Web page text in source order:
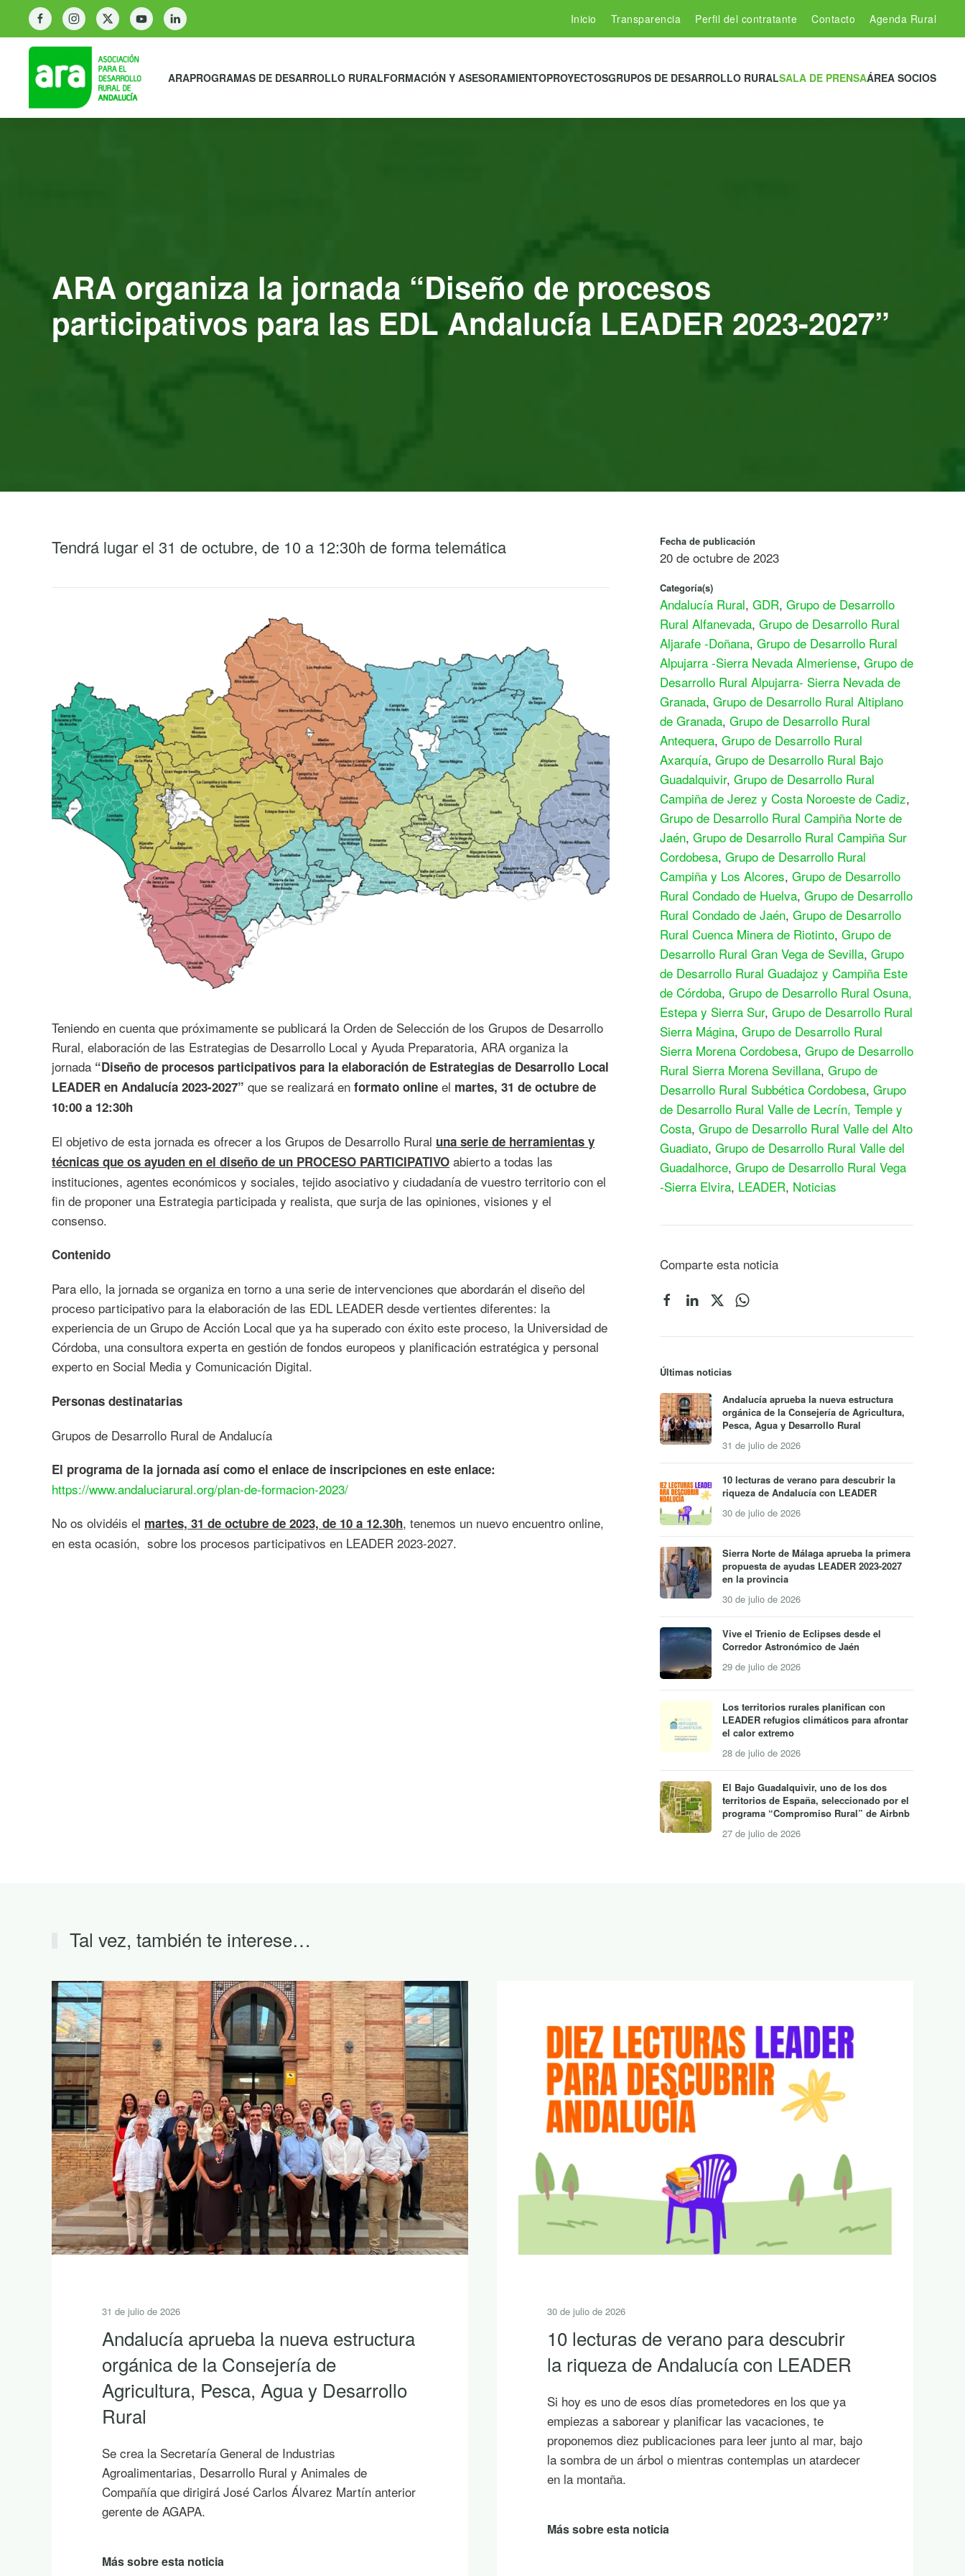
Inicio Transparencia Perfil del contratante Contacto Agenda Rural
ARAPROGRAMAS DE DESARROLLO RURALFORMACIÓN Y ASESORAMIENTOPROYECTOSGRUPOS DE DESARROLLO RURALSALA DE PRENSAÁREA SOCIOS
ARA organiza la jornada “Diseño de procesos
participativos para las EDL Andalucía LEADER 2023-2027”
Tendrá lugar el 31 de octubre, de 10 a 12:30h de forma telemática
Teniendo en cuenta que próximamente se publicará la Orden de Selección de los Grupos de Desarrollo
Rural, elaboración de las Estrategias de Desarrollo Local y Ayuda Preparatoria, ARA organiza la
jornada “Diseño de procesos participativos para la elaboración de Estrategias de Desarrollo Local
LEADER en Andalucía 2023-2027” que se realizará en formato online el martes, 31 de octubre de
10:00 a 12:30h
El objetivo de esta jornada es ofrecer a los Grupos de Desarrollo Rural una serie de herramientas y
técnicas que os ayuden en el diseño de un PROCESO PARTICIPATIVO abierto a todas las
instituciones, agentes económicos y sociales, tejido asociativo y ciudadanía de vuestro territorio con el
fin de proponer una Estrategia participada y realista, que surja de las opiniones, visiones y el
consenso.
Contenido
Para ello, la jornada se organiza en torno a una serie de intervenciones que abordarán el diseño del
proceso participativo para la elaboración de las EDL LEADER desde vertientes diferentes: la
experiencia de un Grupo de Acción Local que ya ha superado con éxito este proceso, la Universidad de
Córdoba, una consultora experta en gestión de fondos europeos y planificación estratégica y personal
experto en Social Media y Comunicación Digital.
Personas destinatarias
Grupos de Desarrollo Rural de Andalucía
El programa de la jornada así como el enlace de inscripciones en este enlace:
https://www.andaluciarural.org/plan-de-formacion-2023/
No os olvidéis el martes, 31 de octubre de 2023, de 10 a 12.30h, tenemos un nuevo encuentro online,
en esta ocasión, sobre los procesos participativos en LEADER 2023-2027.
Fecha de publicación
20 de octubre de 2023
Categoría(s)
Andalucía Rural, GDR, Grupo de Desarrollo
Rural Alfanevada, Grupo de Desarrollo Rural
Aljarafe -Doñana, Grupo de Desarrollo Rural
Alpujarra -Sierra Nevada Almeriense, Grupo de
Desarrollo Rural Alpujarra- Sierra Nevada de
Granada, Grupo de Desarrollo Rural Altiplano
de Granada, Grupo de Desarrollo Rural
Antequera, Grupo de Desarrollo Rural
Axarquía, Grupo de Desarrollo Rural Bajo
Guadalquivir, Grupo de Desarrollo Rural
Campiña de Jerez y Costa Noroeste de Cadiz,
Grupo de Desarrollo Rural Campiña Norte de
Jaén, Grupo de Desarrollo Rural Campiña Sur
Cordobesa, Grupo de Desarrollo Rural
Campiña y Los Alcores, Grupo de Desarrollo
Rural Condado de Huelva, Grupo de Desarrollo
Rural Condado de Jaén, Grupo de Desarrollo
Rural Cuenca Minera de Riotinto, Grupo de
Desarrollo Rural Gran Vega de Sevilla, Grupo
de Desarrollo Rural Guadajoz y Campiña Este
de Córdoba, Grupo de Desarrollo Rural Osuna,
Estepa y Sierra Sur, Grupo de Desarrollo Rural
Sierra Mágina, Grupo de Desarrollo Rural
Sierra Morena Cordobesa, Grupo de Desarrollo
Rural Sierra Morena Sevillana, Grupo de
Desarrollo Rural Subbética Cordobesa, Grupo
de Desarrollo Rural Valle de Lecrín, Temple y
Costa, Grupo de Desarrollo Rural Valle del Alto
Guadiato, Grupo de Desarrollo Rural Valle del
Guadalhorce, Grupo de Desarrollo Rural Vega
-Sierra Elvira, LEADER, Noticias
Comparte esta noticia
Últimas noticias
Andalucía aprueba la nueva estructura
orgánica de la Consejería de Agricultura,
Pesca, Agua y Desarrollo Rural
31 de julio de 2026
10 lecturas de verano para descubrir la
riqueza de Andalucía con LEADER
30 de julio de 2026
Sierra Norte de Málaga aprueba la primera
propuesta de ayudas LEADER 2023-2027
en la provincia
30 de julio de 2026
Vive el Trienio de Eclipses desde el
Corredor Astronómico de Jaén
29 de julio de 2026
Los territorios rurales planifican con
LEADER refugios climáticos para afrontar
el calor extremo
28 de julio de 2026
El Bajo Guadalquivir, uno de los dos
territorios de España, seleccionado por el
programa “Compromiso Rural” de Airbnb
27 de julio de 2026
Tal vez, también te interese…
31 de julio de 2026
Andalucía aprueba la nueva estructura
orgánica de la Consejería de
Agricultura, Pesca, Agua y Desarrollo
Rural
Se crea la Secretaría General de Industrias
Agroalimentarias, Desarrollo Rural y Animales de
Compañía que dirigirá José Carlos Álvarez Martín anterior
gerente de AGAPA.
Más sobre esta noticia
30 de julio de 2026
10 lecturas de verano para descubrir
la riqueza de Andalucía con LEADER
Si hoy es uno de esos días prometedores en los que ya
empiezas a saborear y planificar las vacaciones, te
proponemos diez publicaciones para leer junto al mar, bajo
la sombra de un árbol o mientras contemplas un atardecer
en la montaña.
Más sobre esta noticia